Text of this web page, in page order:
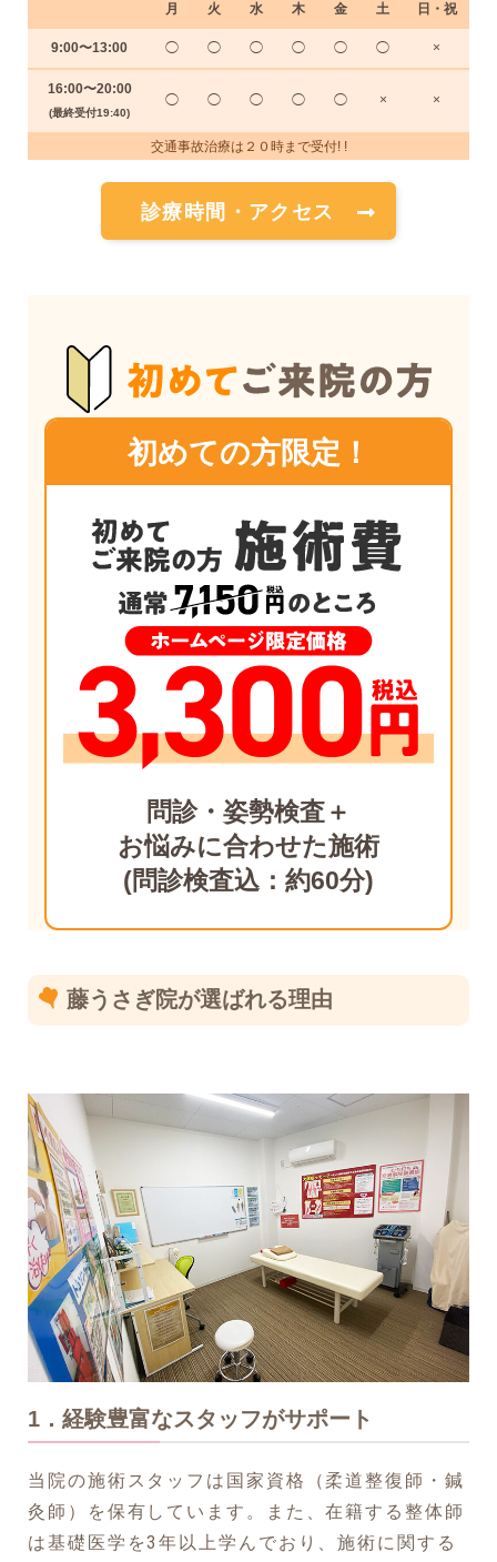
月 火 水 木 金 土 日・祝
9:00〜13:00 ◯ ◯ ◯ ◯ ◯ ◯ ×
16:00〜20:00
(最終受付19:40)
◯ ◯ ◯ ◯ ◯ × ×
交通事故治療は２０時まで受付! !
診療時間・アクセス
初めての方限定！
問診・姿勢検査＋
お悩みに合わせた施術
(問診検査込：約60分)
藤うさぎ院が選ばれる理由
1．経験豊富なスタッフがサポート​
当院の施術スタッフは国家資格（柔道整復師・鍼
灸師）を保有しています。また、在籍する整体師
は基礎医学を3年以上学んでおり、施術に関する